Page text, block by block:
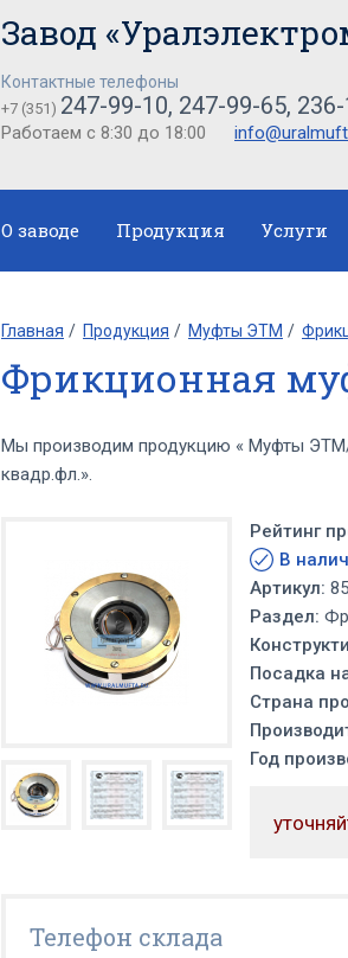
Завод
Контактные телефоны
+7 (351) 247-99-10, 247-99-65,
Работаем с 8:30 до 18:00
О заводе Продукция Услуги
Главная Продукция Муфты ЭТМ
Фрикционная
Мы производим продукцию « Муфты
квадр.фл.».
Рейтинг
В
Артикул:
Раздел:
Посадка
Страна
Год
Телефон склада